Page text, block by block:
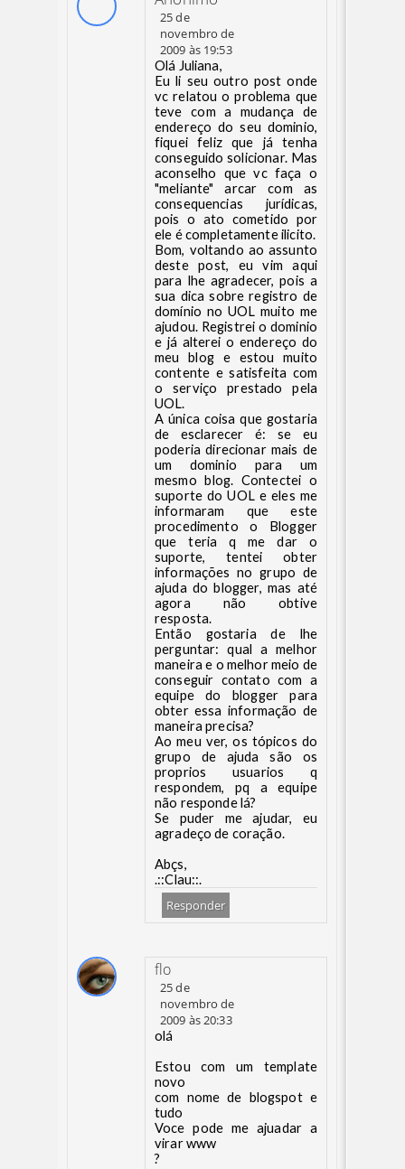
25 de
novembro de
2009 às 19:53
Olá Juliana,
Eu li seu outro post onde
vc relatou o problema que
teve com a mudança de
endereço do seu dominio,
fiquei feliz que já tenha
conseguido solicionar. Mas
aconselho que vc faça o
"meliante" arcar com as
consequencias jurídicas,
pois o ato cometido por
ele é completamente ilicito.
Bom, voltando ao assunto
deste post, eu vim aqui
para lhe agradecer, pois a
sua dica sobre registro de
domínio no UOL muito me
ajudou. Registrei o dominio
e já alterei o endereço do
meu blog e estou muito
contente e satisfeita com
o serviço prestado pela
UOL.
A única coisa que gostaria
de esclarecer é: se eu
poderia direcionar mais de
um dominio para um
mesmo blog. Contectei o
suporte do UOL e eles me
informaram que este
procedimento o Blogger
que teria q me dar o
suporte, tentei obter
informações no grupo de
ajuda do blogger, mas até
agora não obtive
resposta.
Então gostaria de lhe
perguntar: qual a melhor
maneira e o melhor meio de
conseguir contato com a
equipe do blogger para
obter essa informação de
maneira precisa?
Ao meu ver, os tópicos do
grupo de ajuda são os
proprios usuarios q
respondem, pq a equipe
não responde lá?
Se puder me ajudar, eu
agradeço de coração.
Abçs,
.::Clau::.
Responder
flo
25 de
novembro de
2009 às 20:33
olá
Estou com um template
novo
com nome de blogspot e
tudo
Voce pode me ajuadar a
virar www
?